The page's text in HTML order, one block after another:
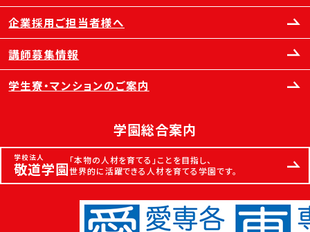
企業採用ご担当者様へ
講師募集情報
学生寮・マンションのご案内
学園総合案内
学校法人
敬道学園「本物の人材を育てる」ことを目指し、
世界的に活躍できる人材を育てる学園です。